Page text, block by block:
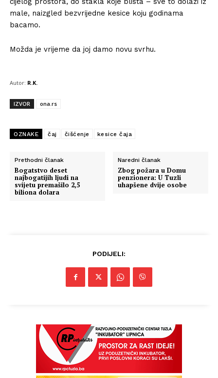
Info
O nama
Impressum
male, naizgled bezvrijedne kesice koju godinama
bacamo.
Možda je vrijeme da joj damo novu svrhu.
Autor: R.K.
IZVOR ona.rs
OZNAKE čaj čišćenje kesice čaja
Prethodni članak
Bogatstvo deset
najbogatijih ljudi na
svijetu premašilo 2,5
biliona dolara
Naredni članak
Zbog požara u Domu
penzionera: U Tuzli
uhapšene dvije osobe
PODIJELI: